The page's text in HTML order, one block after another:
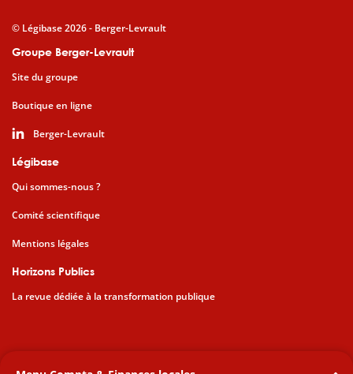
Groupe Berger-Levrault
Site du groupe
Boutique en ligne
Berger-Levrault
Légibase
Qui sommes-nous ?
Comité scientifique
Mentions légales
Horizons Publics
La revue dédiée à la transformation publique
© Légibase 2026 - Berger-Levrault